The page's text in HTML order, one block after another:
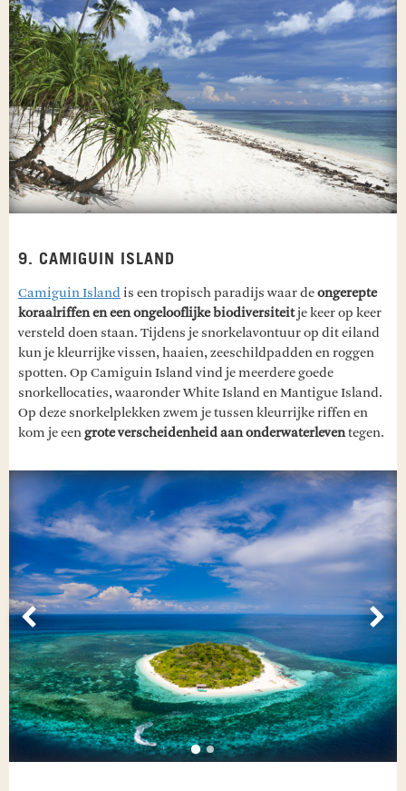
9. CAMIGUIN ISLAND
Camiguin Islandis een tropisch paradijs waar deongerepte
koraalriffen en een ongelooflijke biodiversiteitje keer op keer
versteld doen staan. Tijdens je snorkelavontuur op dit eiland
kun je kleurrijke vissen, haaien, zeeschildpadden en roggen
spotten. Op Camiguin Island vind je meerdere goede
snorkellocaties, waaronder White Island en Mantigue Island.
Op deze snorkelplekken zwem je tussen kleurrijke riffen en
kom je eengrote verscheidenheid aan onderwaterleventegen.
Vorige